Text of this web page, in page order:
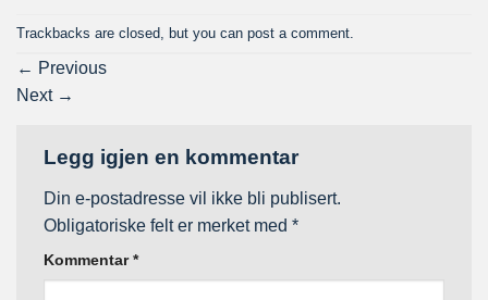
Trackbacks are closed, but you can post a comment
← Previous
Next →
Legg igjen en kommentar
Din e-postadresse vil ikke bli publisert.
Obligatoriske felt er merket med *
Kommentar*